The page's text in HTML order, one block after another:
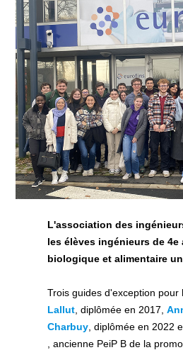
L'association des
les élèves ingénieurs de 4e
biologique et alimentaire
Trois guides d'exception pour
Lallut, diplômée en 2017,
Charbuy, diplômée en 2022
, ancienne PeiP B de la